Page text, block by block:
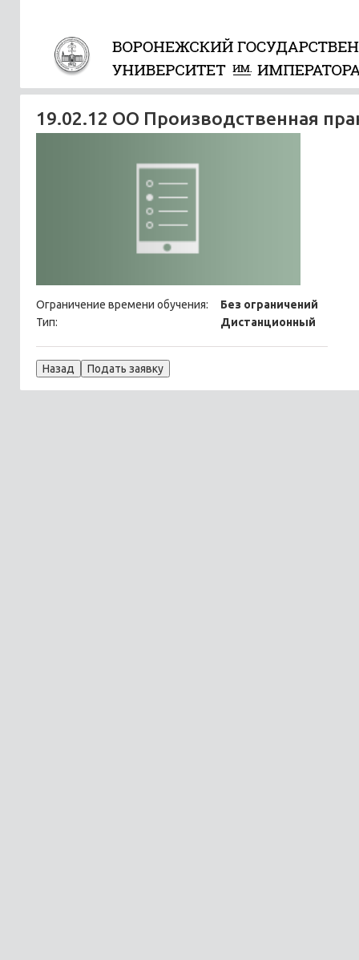
19.02.12 ОО Производственная
Ограничение времени обучения:
Без ограничений
Тип:
Дистанционный